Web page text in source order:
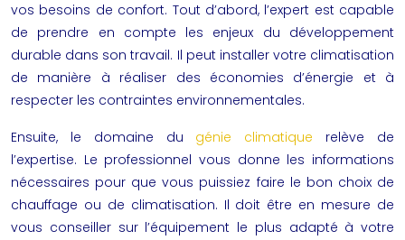
vos besoins de confort. Tout d’abord, l’expert est capable
de prendre en compte les enjeux du développement
durable dans son travail. Il peut installer votre climatisation
de manière à réaliser des économies d’énergie et à
respecter les contraintes environnementales.
Ensuite, le domaine du génie climatique relève de
l’expertise. Le professionnel vous donne les informations
nécessaires pour que vous puissiez faire le bon choix de
chauffage ou de climatisation. Il doit être en mesure de
vous conseiller sur l’équipement le plus adapté à votre